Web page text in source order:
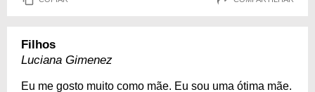
Filhos
Luciana Gimenez
Eu me gosto muito como mãe. Eu sou uma ótima mãe.